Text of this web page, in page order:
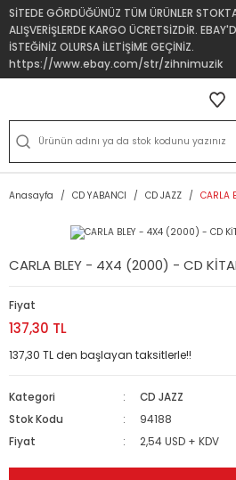
SİTEDE GÖRDÜĞÜNÜZ TÜM ÜRÜNLER
ALIŞVERİŞLERDE KARGO ÜCRETSİZDİR.
İSTEĞİNİZ OLURSA İLETİŞİME GEÇİNİZ.
https://www.ebay.com/str/zihnimuzik
Anasayfa CD YABANCI CD JAZZ CARLA
CARLA BLEY - 4X4 (2000) - CD
Fiyat
137,30 TL
137,30 TL den başlayan taksitlerle!!
Kategori
CD JAZZ
Stok Kodu
94188
Fiyat
2,54 USD + KDV